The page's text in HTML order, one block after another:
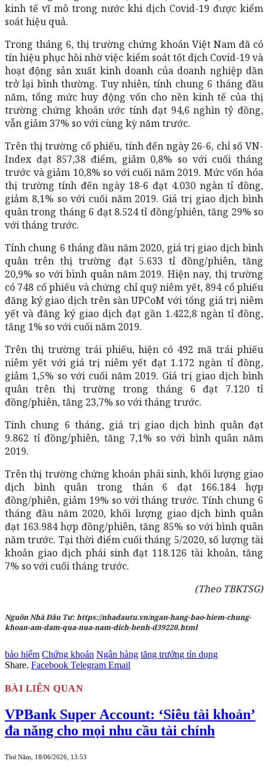
kinh tế vĩ mô trong nước khi dịch Covid-19 được kiểm
soát hiệu quả.
Trong tháng 6, thị trường chứng khoán Việt Nam đã có
tín hiệu phục hồi nhờ việc kiểm soát tốt dịch Covid-19 và
hoạt động sản xuất kinh doanh của doanh nghiệp dần
trở lại bình thường. Tuy nhiên, tính chung 6 tháng đầu
năm, tổng mức huy động vốn cho nền kinh tế của thị
trường chứng khoán ước tính đạt 94,6 nghìn tỷ đồng,
vẫn giảm 37% so với cùng kỳ năm trước.
Trên thị trường cổ phiếu, tính đến ngày 26-6, chỉ số VN-
Index đạt 857,38 điểm, giảm 0,8% so với cuối tháng
trước và giảm 10,8% so với cuối năm 2019. Mức vốn hóa
thị trường tính đến ngày 18-6 đạt 4.030 ngàn tỉ đồng,
giảm 8,1% so với cuối năm 2019. Giá trị giao dịch bình
quân trong tháng 6 đạt 8.524 tỉ đồng/phiên, tăng 29% so
với tháng trước.
Tính chung 6 tháng đầu năm 2020, giá trị giao dịch bình
quân trên thị trường đạt 5.633 tỉ đồng/phiên, tăng
20,9% so với bình quân năm 2019. Hiện nay, thị trường
có 748 cổ phiếu và chứng chỉ quỹ niêm yết, 894 cổ phiếu
đăng ký giao dịch trên sàn UPCoM với tổng giá trị niêm
yết và đăng ký giao dịch đạt gần 1.422,8 ngàn tỉ đồng,
tăng 1% so với cuối năm 2019.
Trên thị trường trái phiếu, hiện có 492 mã trái phiếu
niêm yết với giá trị niêm yết đạt 1.172 ngàn tỉ đồng,
giảm 1,5% so với cuối năm 2019. Giá trị giao dịch bình
quân trên thị trường trong tháng 6 đạt 7.120 tỉ
đồng/phiên, tăng 23,7% so với tháng trước.
Tính chung 6 tháng, giá trị giao dịch bình quân đạt
9.862 tỉ đồng/phiên, tăng 7,1% so với bình quân năm
2019.
Trên thị trường chứng khoán phái sinh, khối lượng giao
dịch bình quân trong thán 6 đạt 166.184 hợp
đồng/phiên, giảm 19% so với tháng trước. Tính chung 6
tháng đầu năm 2020, khối lượng giao dịch bình quân
đạt 163.984 hợp đồng/phiên, tăng 85% so với bình quân
năm trước. Tại thời điểm cuối tháng 5/2020, số lượng tài
khoản giao dịch phái sinh đạt 118.126 tài khoản, tăng
7% so với cuối tháng trước.
(Theo TBKTSG)
Nguồn Nhà Đầu Tư: https://nhadautu.vn/ngan-hang-bao-hiem-chung-
khoan-am-dam-qua-nua-nam-dich-benh-d39220.html
bảo hiểm Chứng khoán Ngân hàng tăng trưởng tín dụng
Share. Facebook Telegram Email
BÀI LIÊN QUAN
VPBank Super Account: ‘Siêu tài khoản’
đa năng cho mọi nhu cầu tài chính
Thứ Năm, 18/06/2026, 13:53